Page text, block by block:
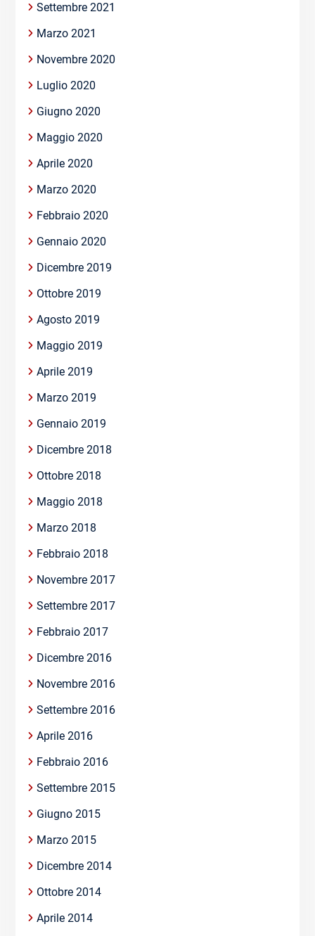
Settembre 2021
Marzo 2021
Novembre 2020
Luglio 2020
Giugno 2020
Maggio 2020
Aprile 2020
Marzo 2020
Febbraio 2020
Gennaio 2020
Dicembre 2019
Ottobre 2019
Agosto 2019
Maggio 2019
Aprile 2019
Marzo 2019
Gennaio 2019
Dicembre 2018
Ottobre 2018
Maggio 2018
Marzo 2018
Febbraio 2018
Novembre 2017
Settembre 2017
Febbraio 2017
Dicembre 2016
Novembre 2016
Settembre 2016
Aprile 2016
Febbraio 2016
Settembre 2015
Giugno 2015
Marzo 2015
Dicembre 2014
Ottobre 2014
Aprile 2014